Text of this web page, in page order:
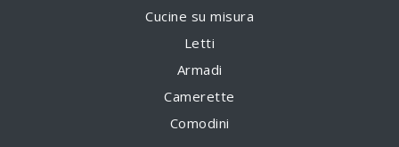
Cucine su misura
Letti
Armadi
Camerette
Comodini